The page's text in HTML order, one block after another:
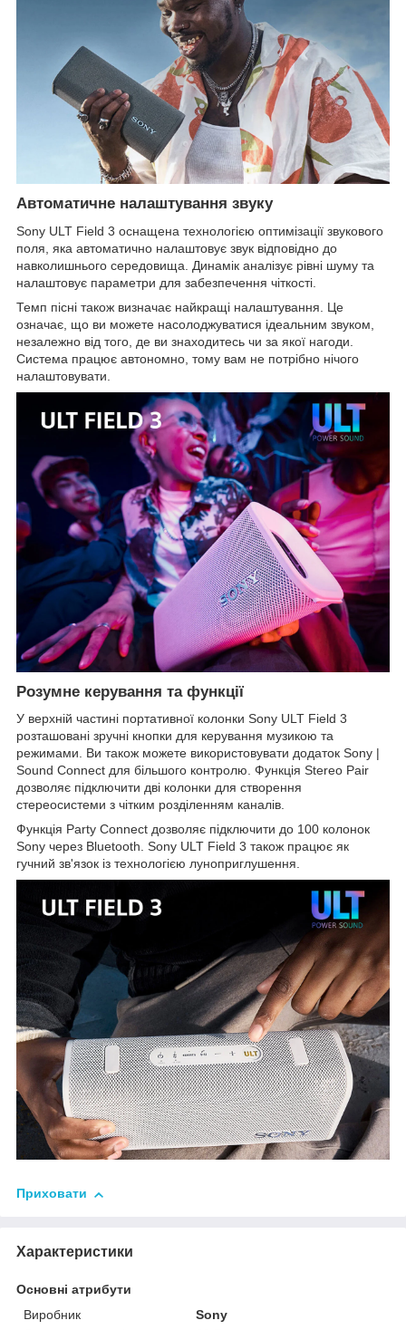
Автоматичне налаштування звуку
Sony ULT Field 3 оснащена технологією оптимізації звукового
поля, яка автоматично налаштовує звук відповідно до
навколишнього середовища. Динамік аналізує рівні шуму та
налаштовує параметри для забезпечення чіткості.
Темп пісні також визначає найкращі налаштування. Це
означає, що ви можете насолоджуватися ідеальним звуком,
незалежно від того, де ви знаходитесь чи за якої нагоди.
Система працює автономно, тому вам не потрібно нічого
налаштовувати.
Розумне керування та функції
У верхній частині портативної колонки Sony ULT Field 3
розташовані зручні кнопки для керування музикою та
режимами. Ви також можете використовувати додаток Sony |
Sound Connect для більшого контролю. Функція Stereo Pair
дозволяє підключити дві колонки для створення
стереосистеми з чітким розділенням каналів.
Функція Party Connect дозволяє підключити до 100 колонок
Sony через Bluetooth. Sony ULT Field 3 також працює як
гучний зв'язок із технологією луноприглушення.
Приховати
Характеристики
Основні атрибути
Виробник
Sony